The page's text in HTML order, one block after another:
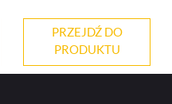
PRZEJDŹ DO
PRODUKTU